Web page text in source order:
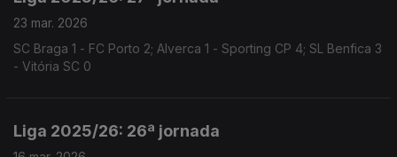
23 mar. 2026
SC Braga 1 - FC Porto 2; Alverca 1 - Sporting CP 4; SL Benfica 3
- Vitória SC 0
Liga 2025/26: 26ª jornada